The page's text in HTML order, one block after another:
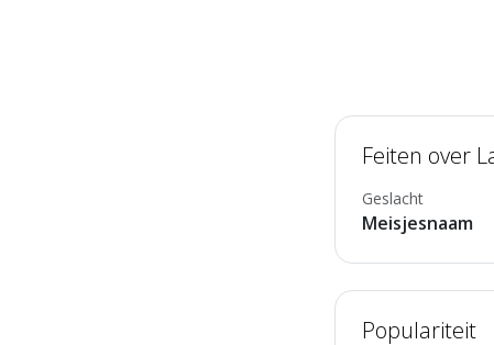
Feiten over
Geslacht
Meisjesnaam
Populariteit